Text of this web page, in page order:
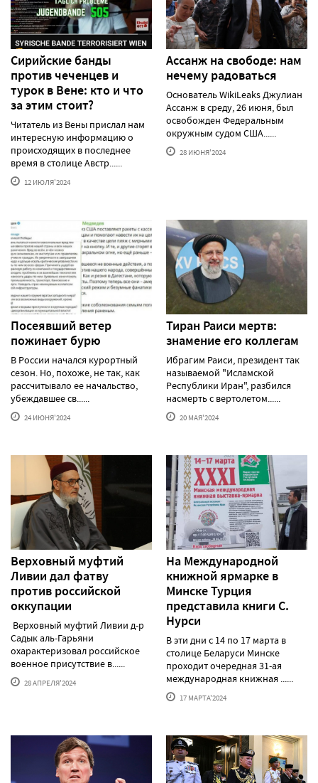
Сирийские банды
против чеченцев и
турок в Вене: кто и что
за этим стоит?
Читатель из Вены прислал нам
интересную информацию о
происходящих в последнее
время в столице Австр......
12 ИЮЛЯ'2024
Ассанж на свободе: нам
нечему радоваться
Основатель WikiLeaks Джулиан
Ассанж в среду, 26 июня, был
освобожден Федеральным
окружным судом США......
28 ИЮНЯ'2024
Посеявший ветер
пожинает бурю
В России начался курортный
сезон. Но, похоже, не так, как
рассчитывало ее начальство,
убеждавшее св......
24 ИЮНЯ'2024
Тиран Раиси мертв:
знамение его коллегам
Ибрагим Раиси, президент так
называемой "Исламской
Республики Иран", разбился
насмерть с вертолетом......
20 МАЯ'2024
Верховный муфтий
Ливии дал фатву
против российской
оккупации
Верховный муфтий Ливии д-р
Садык аль-Гарьяни
охарактеризовал российское
военное присутствие в......
28 АПРЕЛЯ'2024
На Международной
книжной ярмарке в
Минске Турция
представила книги С.
Нурси
В эти дни с 14 по 17 марта в
столице Беларуси Минске
проходит очередная 31-ая
международная книжная ......
17 МАРТА'2024